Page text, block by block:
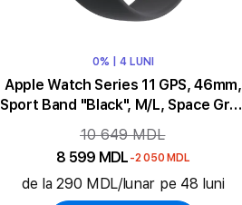
0% | 4 LUNI
Apple Watch Series 11 GPS, 46mm,
Sport Band "Black", M/L, Space Grey
Aluminium
10 649 MDL
8 599 MDL -2 050 MDL
de la 290 MDL/lunar pe 48 luni